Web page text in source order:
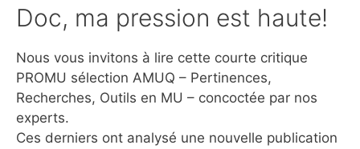
Doc, ma pression est haute!
Nous vous invitons à lire cette courte critique
PROMU sélection AMUQ – Pertinences,
Recherches, Outils en MU – concoctée par nos
experts.
Ces derniers ont analysé une nouvelle publication